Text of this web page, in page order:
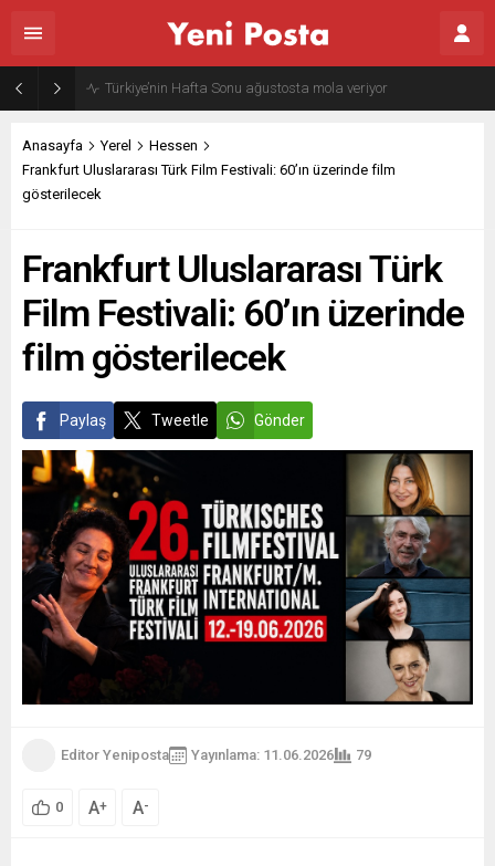
Gazze’nin geleceği: Teknokratik kontrol mü, kolonializm mi?
Anasayfa Yerel
Hessen
Frankfurt Uluslararası Türk Film Festivali: 60’ın üzerinde film
gösterilecek
Frankfurt Uluslararası Türk
Film Festivali: 60’ın üzerinde
film gösterilecek
Paylaş Tweetle Gönder
Editor Yeniposta Yayınlama: 11.06.2026 79
0 A+ A-